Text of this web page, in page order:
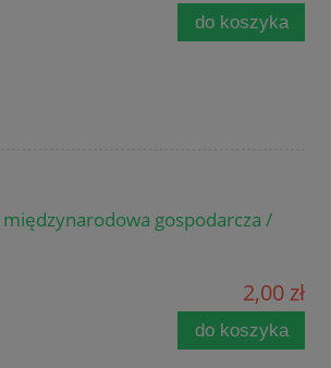
do koszyka
gospodarcza /
2,00 zł
do koszyka